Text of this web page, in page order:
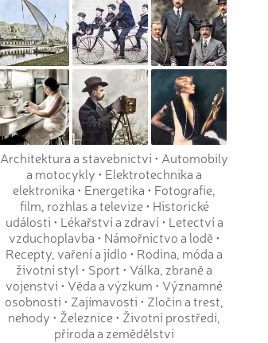
Architektura a stavebnictví• Automobily
a motocykly • Elektrotechnika a
elektronika • Energetika • Fotografie,
film, rozhlas a televize• Historické
události • Lékařství a zdraví• Letectví a
vzduchoplavba • Námořnictvo a lodě•
Recepty, vaření a jídlo • Rodina, móda a
životní styl • Sport • Válka, zbraně a
vojenství• Věda a výzkum • Významné
osobnosti • Zajímavosti • Zločin a trest,
nehody • Železnice• Životní prostředí,
příroda a zemědělství